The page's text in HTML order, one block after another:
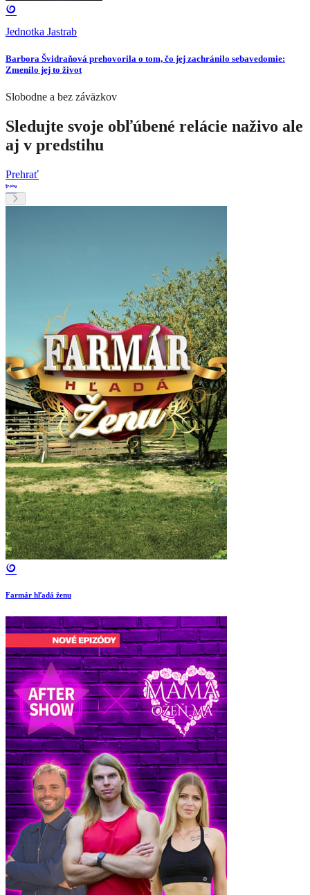
Jednotka Jastrab
Barbora Švidraňová prehovorila o tom, čo jej zachránilo sebavedomie:
Zmenilo jej to život
Slobodne a bez záväzkov
Sledujte svoje obľúbené relácie naživo ale
aj v predstihu
Prehrať
Farmár hľadá ženu